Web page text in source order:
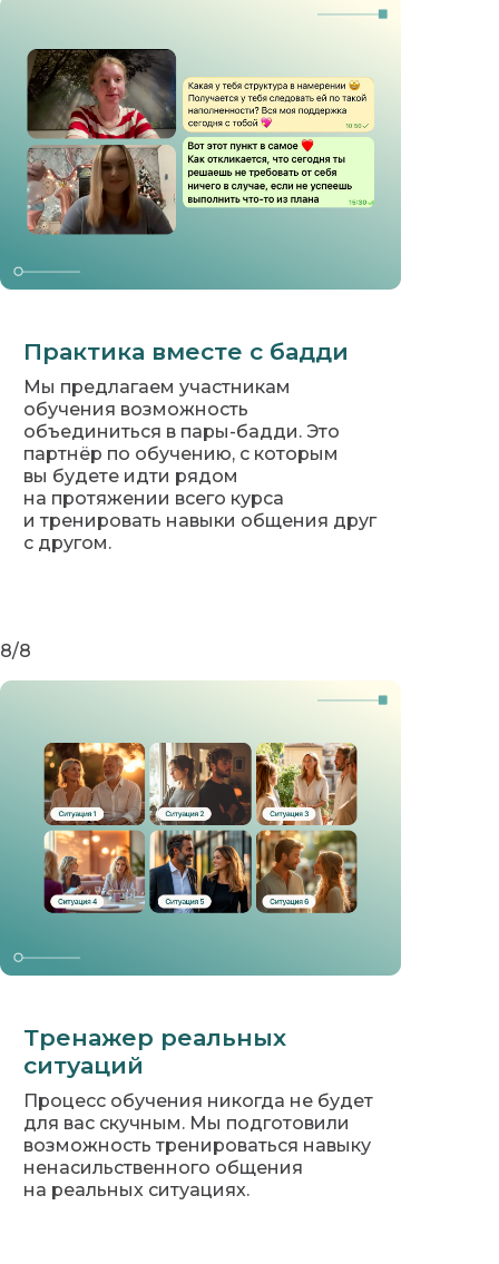
Практика вместе с бадди
Мы предлагаем участникам
обучения возможность
объединиться в пары-бадди. Это
партнёр по обучению, с которым
вы будете идти рядом
на протяжении всего курса
и тренировать навыки общения друг
с другом.
Тренажер реальных
ситуаций
Процесс обучения никогда не будет
для вас скучным. Мы подготовили
возможность тренироваться навыку
ненасильственного общения
на реальных ситуациях.
8/8